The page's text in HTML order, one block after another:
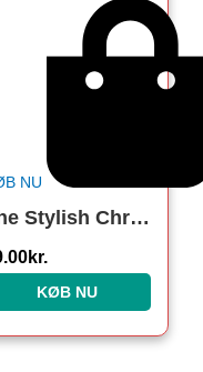
NU
The Stylish Christmas Socks Grey. Julesokker
kr.
KØB NU